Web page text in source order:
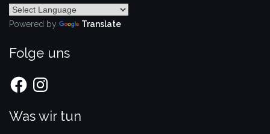
Powered by Translate
Folge uns
FacebookInstagram
Was wir tun